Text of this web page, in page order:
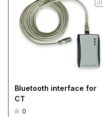
Bluetooth interface for
CT
0